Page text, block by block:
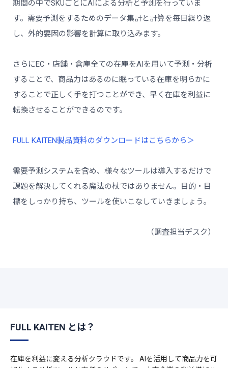
期間の中でSKUごとにAIによる分析と予測を行っていま
す。需要予測をするためのデータ集計と計算を毎日繰り返
し、外的要因の影響を計算に取り込みます。
さらにEC・店舗・倉庫全ての在庫をAIを用いて予測・分析
することで、商品力はあるのに眠っている在庫を明らかに
することで正しく手を打つことができ、早く在庫を利益に
転換させることができるのです。
FULL KAITEN製品資料のダウンロードはこちらから＞
需要予測システムを含め、様々なツールは導入するだけで
課題を解決してくれる魔法の杖ではありません。目的・目
標をしっかり持ち、ツールを使いこなしていきましょう。
（調査担当デスク）
FULL KAITEN とは？
在庫を利益に変える分析クラウドです。 AIを活用して商品力を可